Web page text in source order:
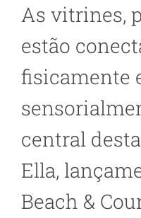
As vitrines,
estão
fisicamente
central
Ella,
Beach &